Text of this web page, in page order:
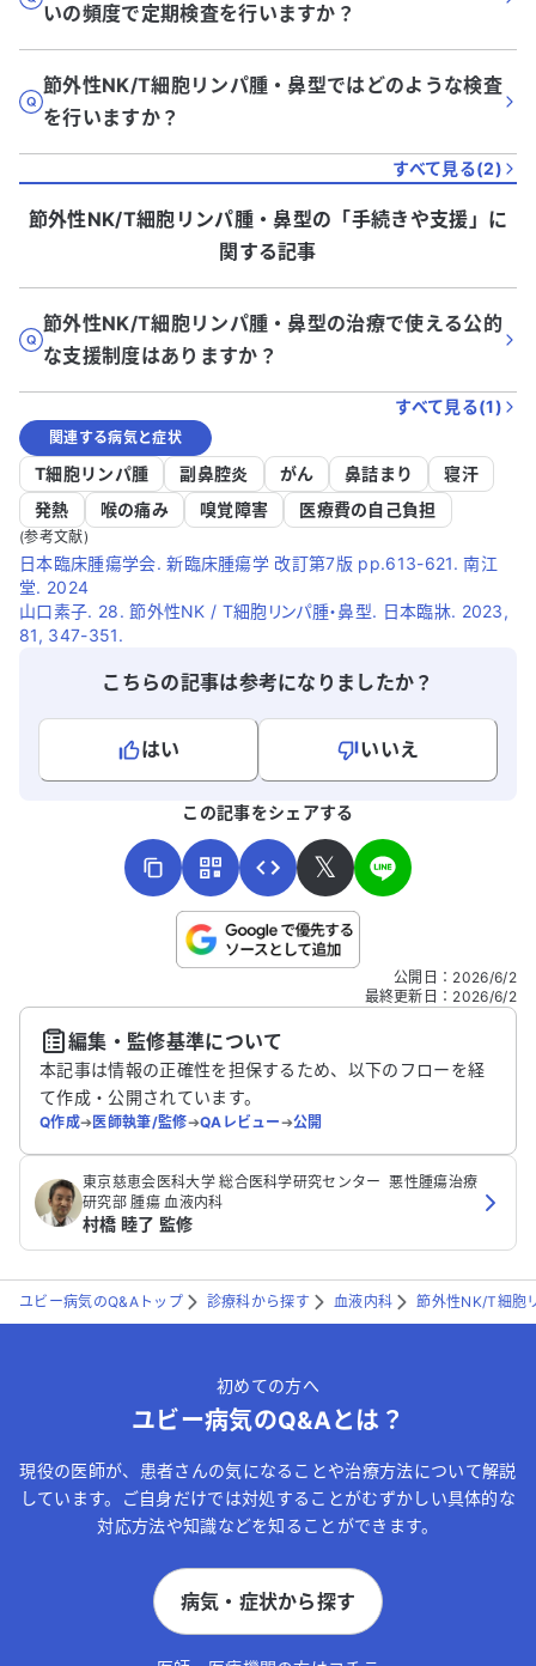
いの頻度で定期検査を行いますか？
節外性NK/T細胞リンパ腫・鼻型ではどのような検査
を行いますか？
すべて見る(2)
節外性NK/T細胞リンパ腫・鼻型の「手続きや支援 」に
関する記事
節外性NK/T細胞リンパ腫・鼻型の治療で使える公的
な支援制度はありますか？
すべて見る(1)
関連する病気と症状
T細胞リンパ腫 副鼻腔炎 がん 鼻詰まり
寝汗
発熱
喉の痛み 嗅覚障害 医療費の自己負担
(参考文献)
日本臨床腫瘍学会. 新臨床腫瘍学 改訂第7版 pp.613-621. 南江
堂. 2024
山口素子. 28. 節外性NK / T細胞リンパ腫・鼻型. 日本臨牀. 2023,
81, 347-351.
こちらの記事は参考になりましたか？
はい
いいえ
こちらは送信専用のフォームです。氏名やご自身の病気の詳細な
送信する
この記事をシェアする
𝕏
公開日 ： 2026/6/2
最終更新日 ： 2026/6/2
編集・監修基準について
本記事は情報の正確性を担保するため、以下のフローを経
て作成・公開されています。
Q作成➔医師執筆/監修➔QAレビュー➔公開
‪東京慈恵会医科大学 総合医科学研究センター ‬ 悪性腫瘍治療
研究部‬ 腫瘍 血液内科
村橋 睦了 監修
ユビー病気のQ&Aトップ 診療科から探す 血液内科 節外性NK/T細胞
初めての方へ
ユビー病気のQ&Aとは？
現役の医師が、患者さんの気になることや治療方法について解説
しています。ご自身だけでは対処することがむずかしい具体的な
対応方法や知識などを知ることができます。
病気・症状から探す